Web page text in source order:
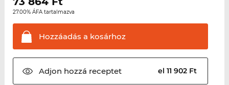
27.00% ÁFA tartalmazva
Hozzáadás a kosárhoz
Adjon hozzá receptet el 11 902 Ft